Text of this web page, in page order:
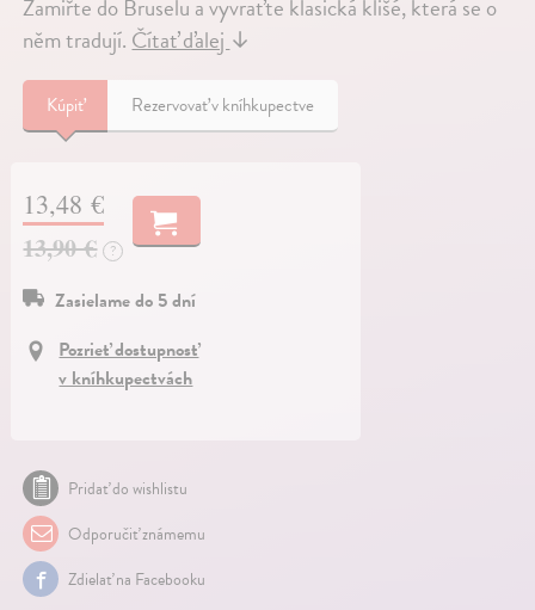
Zamiřte do Bruselu a vyvraťte klasická klišé, která se o
něm tradují. Čítať ďalej ↓
Kúpiť Rezervovať v kníhkupectve
13,48 €
13,90 € ?
Zasielame do 5 dní
Pozrieť dostupnosť
v kníhkupectvách
Pridať do wishlistu
Odporučiť známemu
Zdielať na Facebooku